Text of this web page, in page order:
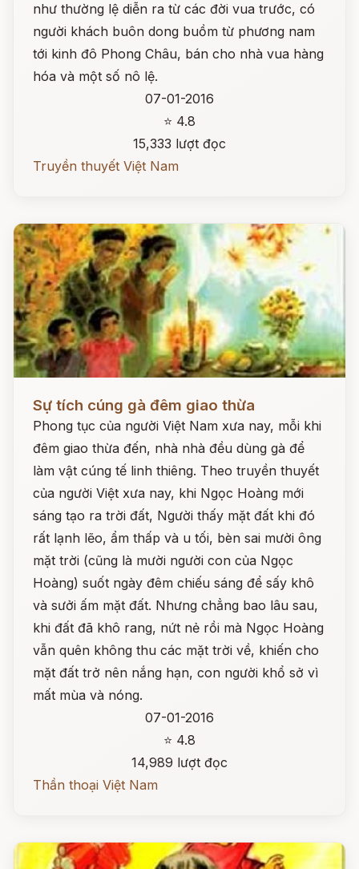
như thường lệ diễn ra từ các đời vua trước, có
người khách buôn dong buồm từ phương nam
tới kinh đô Phong Châu, bán cho nhà vua hàng
hóa và một số nô lệ.
07-01-2016
⭐ 4.8
15,333 lượt đọc
Truyền thuyết Việt Nam
Sự tích cúng gà đêm giao thừa
Phong tục của người Việt Nam xưa nay, mỗi khi
đêm giao thừa đến, nhà nhà đều dùng gà để
làm vật cúng tế linh thiêng. Theo truyền thuyết
của người Việt xưa nay, khi Ngọc Hoàng mới
sáng tạo ra trời đất, Người thấy mặt đất khi đó
rất lạnh lẽo, ẩm thấp và u tối, bèn sai mười ông
mặt trời (cũng là mười người con của Ngọc
Hoàng) suốt ngày đêm chiếu sáng để sấy khô
và sưởi ấm mặt đất. Nhưng chẳng bao lâu sau,
khi đất đã khô rang, nứt nẻ rồi mà Ngọc Hoàng
vẫn quên không thu các mặt trời về, khiến cho
mặt đất trở nên nắng hạn, con người khổ sở vì
mất mùa và nóng.
07-01-2016
⭐ 4.8
14,989 lượt đọc
Thần thoại Việt Nam